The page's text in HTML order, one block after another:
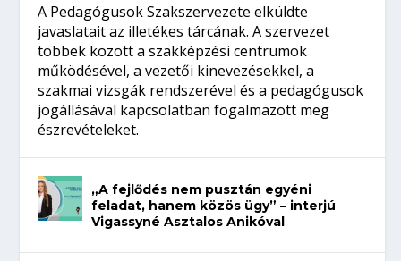
A Pedagógusok Szakszervezete elküldte
javaslatait az illetékes tárcának. A szervezet
többek között a szakképzési centrumok
működésével, a vezetői kinevezésekkel, a
szakmai vizsgák rendszerével és a pedagógusok
jogállásával kapcsolatban fogalmazott meg
észrevételeket.
„A fejlődés nem pusztán egyéni
feladat, hanem közös ügy” – interjú
Vigassyné Asztalos Anikóval